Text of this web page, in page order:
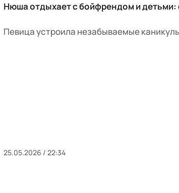
Нюша отдыхает с бойфрендом и детьми:
Певица устроила незабываемые
25.05.2026 / 22:34